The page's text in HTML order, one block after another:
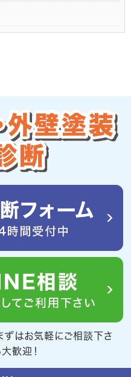
ずはお気軽にご相談下さ
歓迎！